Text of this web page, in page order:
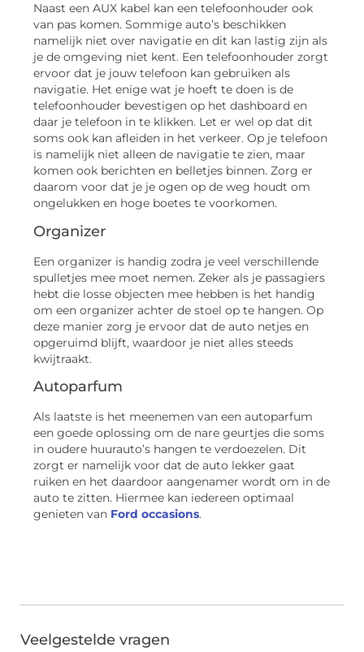
Naast een AUX kabel kan een telefoonhouder ook
van pas komen. Sommige auto’s beschikken
namelijk niet over navigatie en dit kan lastig zijn als
je de omgeving niet kent. Een telefoonhouder zorgt
ervoor dat je jouw telefoon kan gebruiken als
navigatie. Het enige wat je hoeft te doen is de
telefoonhouder bevestigen op het dashboard en
daar je telefoon in te klikken. Let er wel op dat dit
soms ook kan afleiden in het verkeer. Op je telefoon
is namelijk niet alleen de navigatie te zien, maar
komen ook berichten en belletjes binnen. Zorg er
daarom voor dat je je ogen op de weg houdt om
ongelukken en hoge boetes te voorkomen.
Organizer
Een organizer is handig zodra je veel verschillende
spulletjes mee moet nemen. Zeker als je passagiers
hebt die losse objecten mee hebben is het handig
om een organizer achter de stoel op te hangen. Op
deze manier zorg je ervoor dat de auto netjes en
opgeruimd blijft, waardoor je niet alles steeds
kwijtraakt.
Autoparfum
Als laatste is het meenemen van een autoparfum
een goede oplossing om de nare geurtjes die soms
in oudere huurauto’s hangen te verdoezelen. Dit
zorgt er namelijk voor dat de auto lekker gaat
ruiken en het daardoor aangenamer wordt om in de
auto te zitten. Hiermee kan iedereen optimaal
genieten van Ford occasions.
Veelgestelde vragen